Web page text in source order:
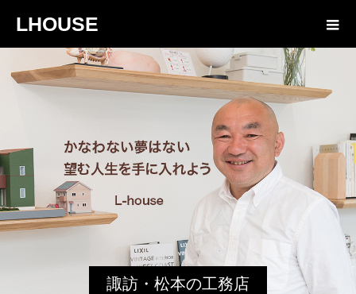
LHOUSE
諏訪・松本の工務店